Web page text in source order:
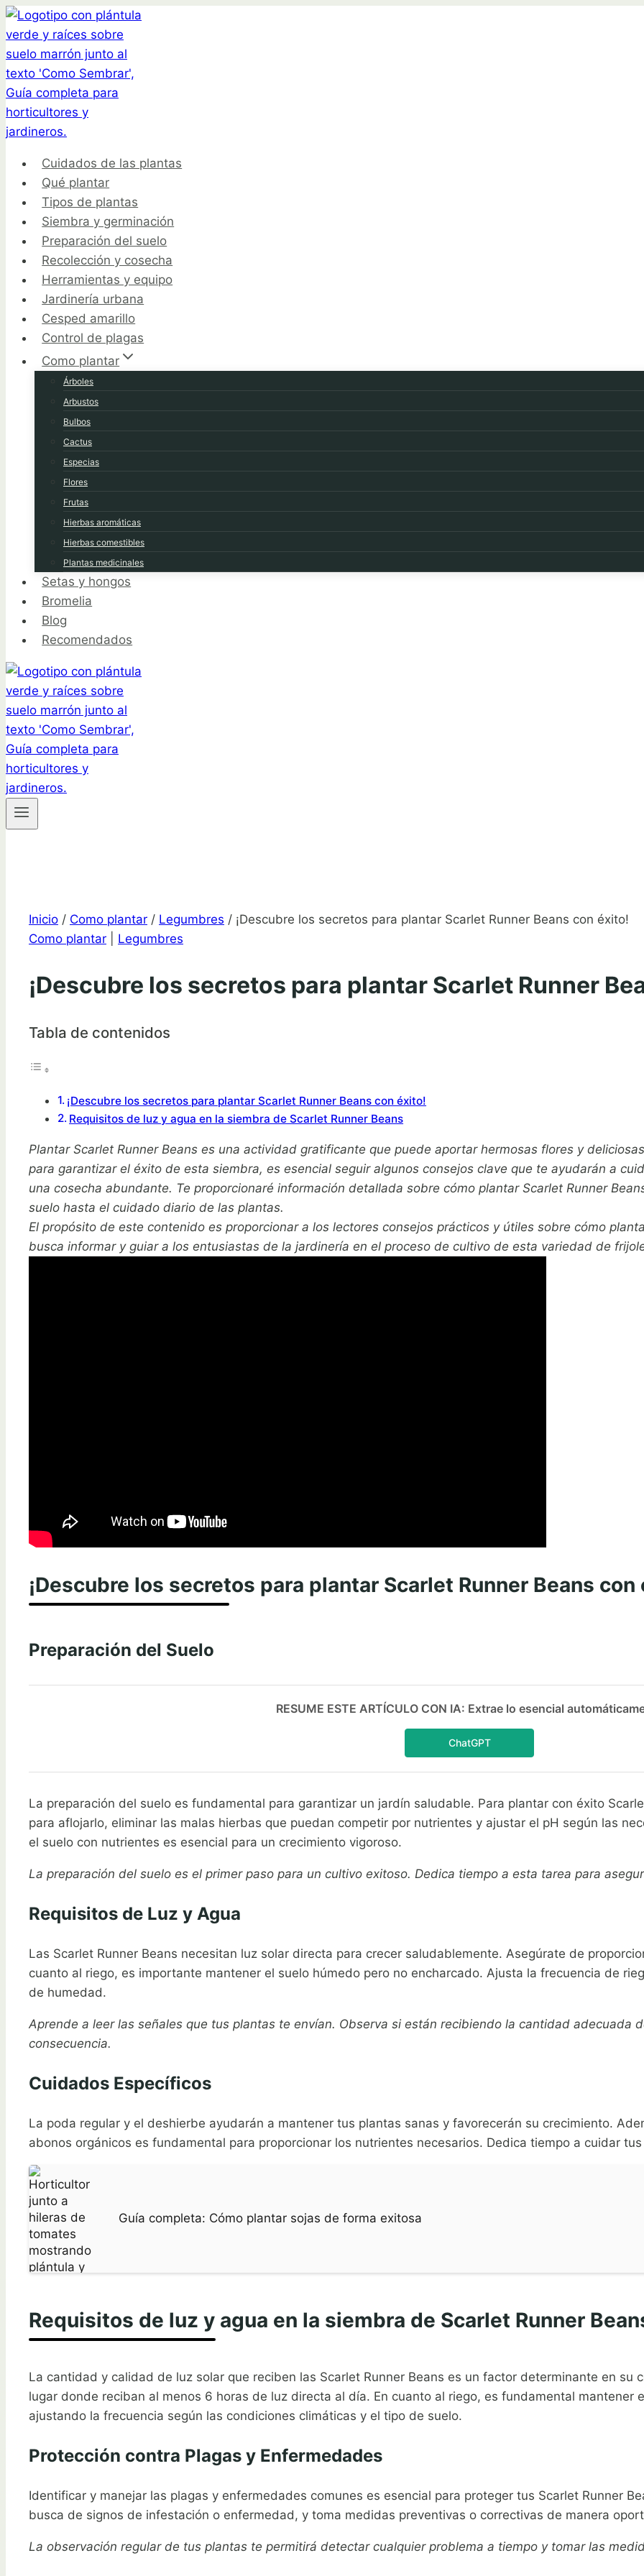
Saltar
al
contenido
Cuidados de las plantas
Qué plantar
Tipos de plantas
Siembra y germinación
Preparación del suelo
Recolección y cosecha
Herramientas y equipo
Jardinería urbana
Cesped amarillo
Control de plagas
Como plantar
Árboles
Arbustos
Bulbos
Cactus
Especias
Flores
Frutas
Hierbas aromáticas
Hierbas comestibles
Plantas medicinales
Setas y hongos
Bromelia
Blog
Recomendados
Inicio / Como plantar / Legumbres / ¡Descubre los secretos para plantar Scarlet Runner Beans con éxito!
Como plantar
Legumbres
¡Descubre los secretos para plantar Scarlet Runner
Tabla de contenidos
¡Descubre los secretos para plantar Scarlet Runner Beans con éxito!
Requisitos de luz y agua en la siembra de Scarlet Runner Beans
Plantar Scarlet Runner Beans es una actividad gratificante que puede aportar hermosas flores y
para garantizar el éxito de esta siembra, es esencial seguir algunos consejos clave que te ayudarán a
una cosecha abundante. Te proporcionaré información detallada sobre cómo plantar Scarlet Runner
suelo hasta el cuidado diario de las plantas.
El propósito de este contenido es proporcionar a los lectores consejos prácticos y útiles sobre cómo
busca informar y guiar a los entusiastas de la jardinería en el proceso de cultivo de esta variedad de
¡Descubre los secretos para plantar Scarlet Runner Beans con
Preparación del Suelo
RESUME ESTE ARTÍCULO CON IA: Extrae lo esencial
ChatGPT
La preparación del suelo es fundamental para garantizar un jardín saludable. Para plantar con éxito
para aflojarlo, eliminar las malas hierbas que puedan competir por nutrientes y ajustar el pH según las
el suelo con nutrientes es esencial para un crecimiento vigoroso.
La preparación del suelo es el primer paso para un cultivo exitoso. Dedica tiempo a esta tarea para
Requisitos de Luz y Agua
Las Scarlet Runner Beans necesitan luz solar directa para crecer saludablemente. Asegúrate de
cuanto al riego, es importante mantener el suelo húmedo pero no encharcado. Ajusta la frecuencia de
de humedad.
Aprende a leer las señales que tus plantas te envían. Observa si están recibiendo la cantidad adecuada
consecuencia.
Cuidados Específicos
La poda regular y el deshierbe ayudarán a mantener tus plantas sanas y favorecerán su crecimiento.
abonos orgánicos es fundamental para proporcionar los nutrientes necesarios. Dedica tiempo a cuidar
Guía completa: Cómo plantar sojas de forma exitosa
Requisitos de luz y agua en la siembra de Scarlet Runner
La cantidad y calidad de luz solar que reciben las Scarlet Runner Beans es un factor determinante en su
lugar donde reciban al menos 6 horas de luz directa al día. En cuanto al riego, es fundamental mantener
ajustando la frecuencia según las condiciones climáticas y el tipo de suelo.
Protección contra Plagas y Enfermedades
Identificar y manejar las plagas y enfermedades comunes es esencial para proteger tus Scarlet Runner
busca de signos de infestación o enfermedad, y toma medidas preventivas o correctivas de manera
La observación regular de tus plantas te permitirá detectar cualquier problema a tiempo y tomar las